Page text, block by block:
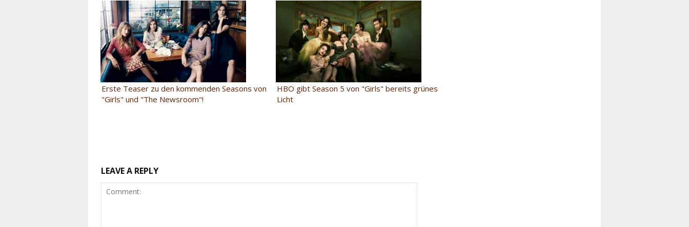
Erste Teaser zu den kommenden Seasons von
"Girls" und "The Newsroom"!
HBO gibt Season 5 von "Girls" bereits grünes
Licht
LEAVE A REPLY